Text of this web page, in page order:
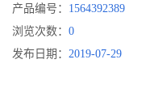
产品编号： 1564392389
浏览次数： 0
发布日期： 2019-07-29